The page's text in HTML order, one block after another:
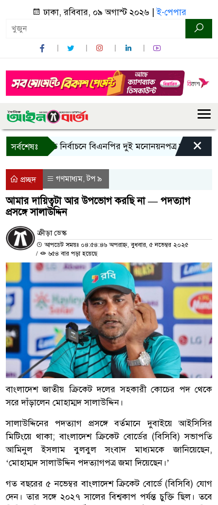
ঢাকা, রবিবার, ০৯ অগাস্ট ২০২৬ |ই-পেপার
সর্বশেষঃ
রাষ্ট্রপতি নির্বাচনে বিএনপির দুই মনোনয়নপত্র সংগ্রহ ×
প্রচ্ছদ গণমাধ্যম,টপ ৯
আমার দায়িত্বটা আর উপভোগ করছি না — পদত্যাগ
প্রসঙ্গে সালাউদ্দিন
ক্রীড়া ডেস্ক
আপডেট সময়ঃ ০৪:৫৪:৪৬ অপরাহ্ন, বুধবার, ৫ নভেম্বর ২০২৫
/
৬৫৪ বার পড়া হয়েছে
বাংলাদেশ জাতীয় ক্রিকেট দলের সহকারী কোচের পদ থেকে
সরে দাঁড়ালেন মোহাম্মদ সালাউদ্দিন।
সালাউদ্দিনের পদত্যাগ প্রসঙ্গে বর্তমানে দুবাইয়ে আইসিসির
মিটিংয়ে থাকা; বাংলাদেশ ক্রিকেট বোর্ডের (বিসিবি) সভাপতি
আমিনুল ইসলাম বুলবুল সংবাদ মাধ্যমকে জানিয়েছেন,
‘মোহাম্মদ সালাউদ্দিন পদত্যাগপত্র জমা দিয়েছেন।’
গত বছরের ৫ নভেম্বর বাংলাদেশ ক্রিকেট বোর্ডে (বিসিবি) যোগ
দেন। তার সঙ্গে ২০২৭ সালের বিশ্বকাপ পর্যন্ত চুক্তি ছিল। তবে